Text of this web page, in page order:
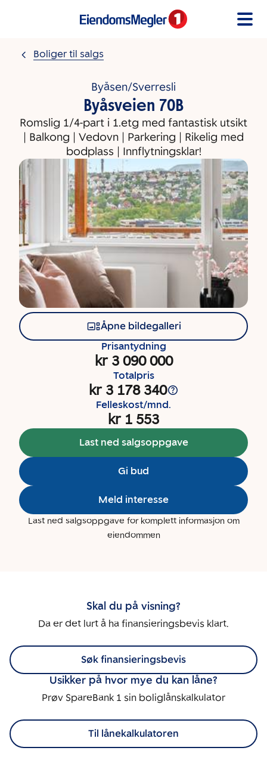
Boliger til salgs
Byåsen/Sverresli
Byåsveien 70B
Romslig 1/4-part i 1.etg med fantastisk utsikt
| Balkong | Vedovn | Parkering | Rikelig med
bodplass | Innflytningsklar!
Åpne bildegalleri
Prisantydning
kr 3 090 000
Totalpris
kr 3 178 340
Felleskost/mnd.
kr 1 553
Last ned salgsoppgave
Gi bud
Meld interesse
Last ned salgsoppgave for komplett informasjon om
eiendommen
Skal du på visning?
Da er det lurt å ha finansieringsbevis klart.
Søk finansieringsbevis
Usikker på hvor mye du kan låne?
Prøv SpareBank 1 sin boliglånskalkulator
Til lånekalkulatoren